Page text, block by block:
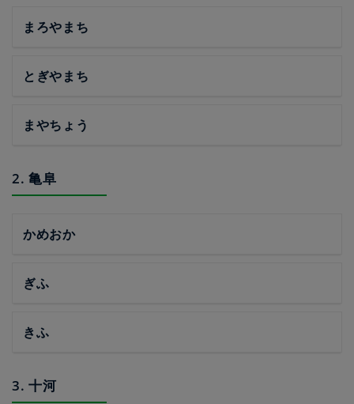
まろやまち
とぎやまち
まやちょう
2. 亀阜
かめおか
ぎふ
きふ
3. 十河